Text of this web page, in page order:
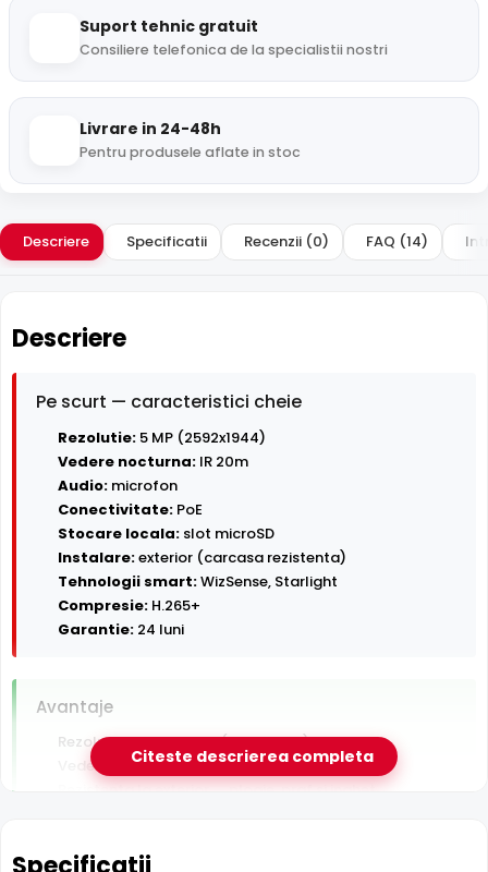
Suport tehnic gratuit
Consiliere telefonica de la specialistii nostri
Livrare in 24-48h
Pentru produsele aflate in stoc
Descriere Specificatii Recenzii (0) FAQ (14)
Descriere
Pe scurt — caracteristici cheie
Rezolutie: 5 MP (2592x1944)
Vedere nocturna: IR 20m
Audio: microfon
Conectivitate: PoE
Stocare locala: slot microSD
Instalare:exterior (carcasa rezistenta)
Tehnologii smart:WizSense, Starlight
Compresie: H.265+
Garantie: 24 luni
Avantaje
Rezolutie 5 Megapixeli (2592x1944)
Vedere nocturna in infrarosu pana la 20 m
Rezistenta la exterior — ploaie, praf si inghet
Detectie AI om/vehicul (WizSense) — filtreaza alarmele
Citeste descrierea completa